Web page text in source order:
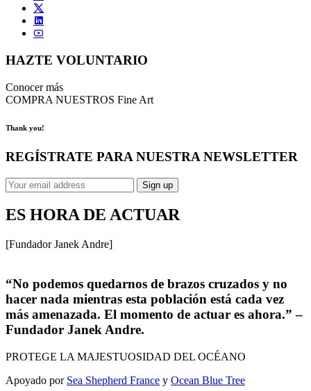
HAZTE VOLUNTARIO
Conocer más
COMPRA NUESTROS Fine Art
Thank you!
REGÍSTRATE PARA NUESTRA NEWSLETTER
ES HORA DE ACTUAR
[Fundador Janek Andre]
“No podemos quedarnos de brazos cruzados y no
hacer nada mientras esta población está cada vez
más amenazada. El momento de actuar es ahora.” –
Fundador Janek Andre​​.
PROTEGE LA MAJESTUOSIDAD DEL OCÉANO
Apoyado por Sea Shepherd France y Ocean Blue Tree